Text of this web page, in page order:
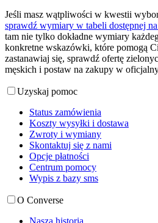
Jeśli masz wątpliwości w kwestii
sprawdź wymiary w tabeli dostępnej
tam nie tylko dokładne wymiary
konkretne wskazówki, które pomogą
zastanawiaj się, sprawdź ofertę
męskich i postaw na zakupy w
Uzyskaj pomoc
Status zamówienia
Koszty wysyłki i dostawa
Zwroty i wymiany
Skontaktuj się z nami
Opcje płatności
Centrum pomocy
Wypis z bazy sms
O Converse